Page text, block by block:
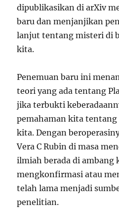
dipublikasikan di arXiv
baru dan menjanjikan
lanjut tentang misteri di
kita.
Penemuan baru ini
teori yang ada tentang
jika terbukti
pemahaman kita
kita. Dengan
Vera C Rubin di masa
ilmiah berada di ambang
mengkonfirmasi atau
telah lama menjadi
penelitian.